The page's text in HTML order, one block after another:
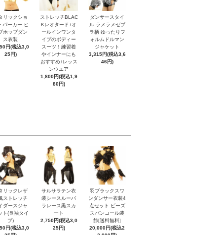
リックショ
パーカー ヒ
ホップダン
ス衣装
円(税込3,0
25円)
ストレッチBLAC
Kレオタード♪オ
ールインワンタ
イプのボディー
スーツ！練習着
やインナーにも
おすすめ♪レッス
ンウエア
1,800円(税込1,9
80円)
ダンサースタイ
ル ラメラメゼブ
ラ柄 ゆったりフ
ォルムドルマン
ジャケット
3,315円(税込3,6
46円)
リックレザ
ストレッチ
ダースジャ
ト(長袖タイ
プ)
円(税込3,0
サルサラテン衣
装シースルーバ
ラレース黒スカ
ート
2,750円(税込3,0
25円)
羽ブラックスワ
ンダンサー衣装4
点セット ビーズ
スパンコール装
飾[送料無料]
20,000円(税込2